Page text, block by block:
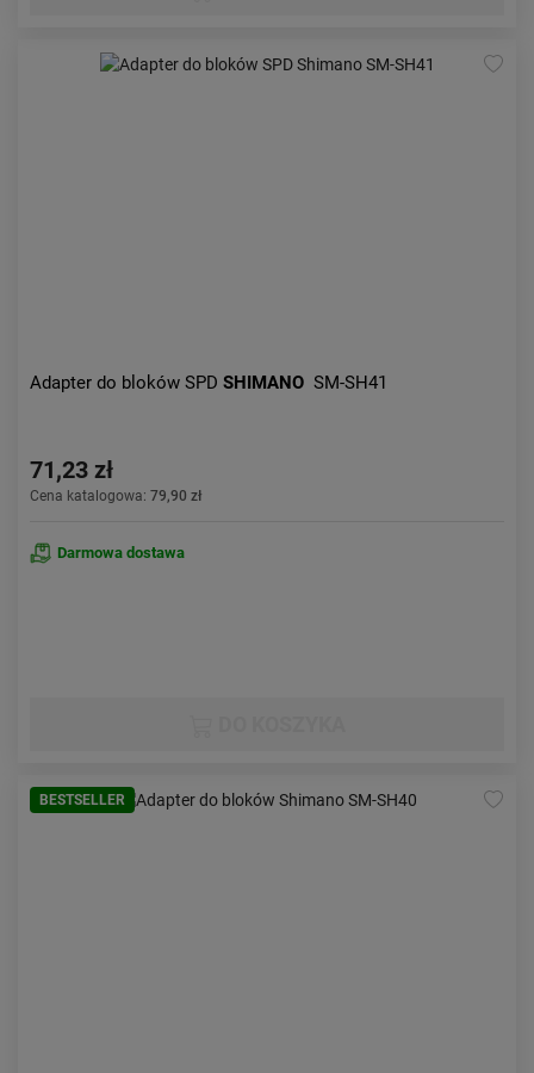
Adapter do bloków SPD SHIMANO SM-SH41
71,23 zł
Cena katalogowa: 79,90 zł
Darmowa dostawa
BESTSELLER